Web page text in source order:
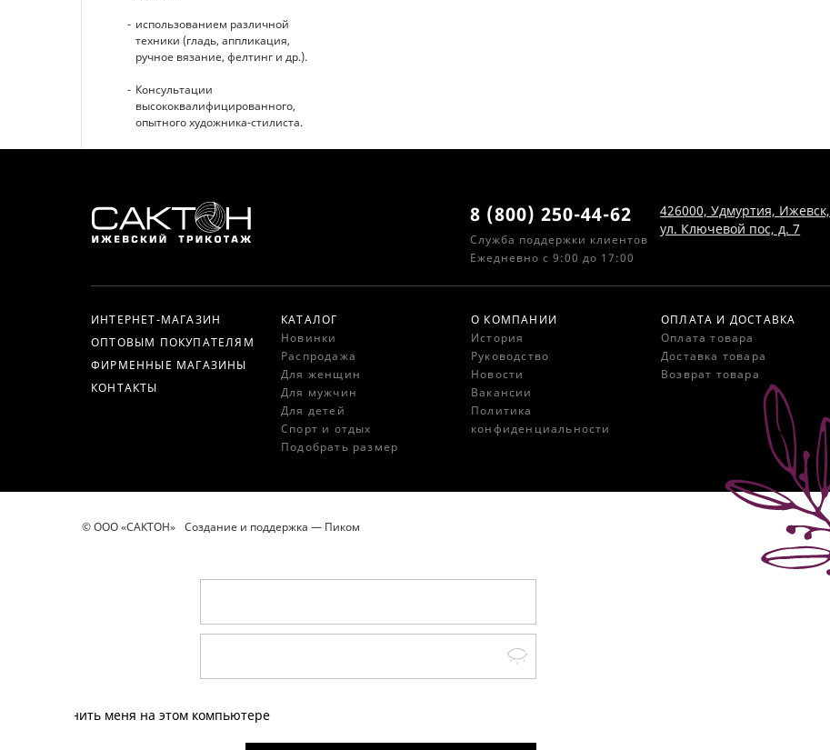
использованием различной
техники (гладь, аппликация,
ручное вязание, фелтинг и др.).
Консультации
высококвалифицированного,
опытного художника-стилиста.
8 (800) 250-44-62
Служба поддержки клиентов
Ежедневно с 9:00 до 17:00
426000, Удмуртия, Ижевск,
ул. Ключевой пос, д. 7
ИНТЕРНЕТ-МАГАЗИН
ОПТОВЫМ ПОКУПАТЕЛЯМ
ФИРМЕННЫЕ МАГАЗИНЫ
КОНТАКТЫ
КАТАЛОГ
Новинки
Распродажа
Для женщин
Для мужчин
Для детей
Спорт и отдых
Подобрать размер
О КОМПАНИИ
История
Руководство
Новости
Вакансии
Политика
конфиденциальности
ОПЛАТА И ДОСТАВКА
Оплата товара
Доставка товара
Возврат товара
© ООО «САКТОН» Создание и поддержка — Пиком
Запомнить меня на этом компьютере